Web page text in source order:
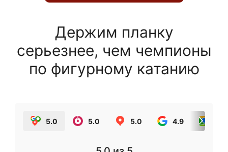
Держим планку
серьезнее, чем чемпионы
по фигурному катанию
5.0 5.0 5.0 4.9